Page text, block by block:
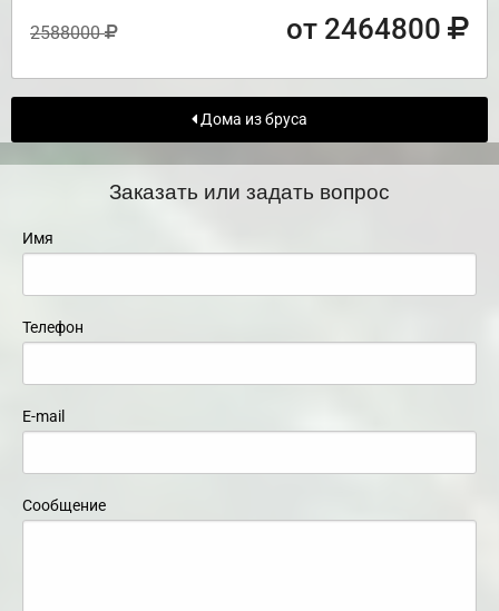
2588000 от 2464800
Дома из бруса
Заказать или задать вопрос
Имя
Телефон
E-mail
Сообщение